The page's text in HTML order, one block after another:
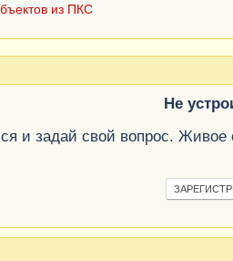
из ПКС
Не
и задай свой вопрос.